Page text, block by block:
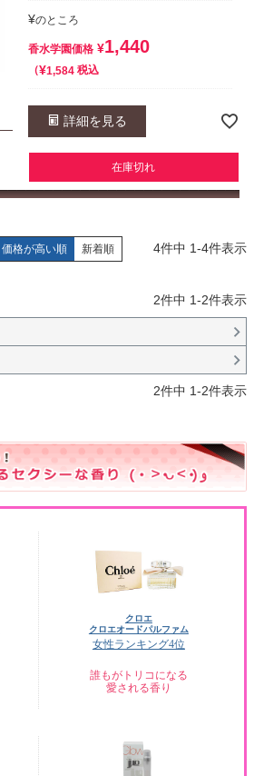
¥のところ
香水学園価格 ¥1,440
¥1,584 税込
詳細を見る
在庫切れ
価格が高い順 新着順 4件中 1-4件表示
2件中 1-2件表示
2件中 1-2件表示
クロエ
クロエオードパルファム
女性ランキング4位
誰もがトリコになる
愛される香り